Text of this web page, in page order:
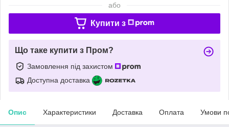
або
Купити з
Що таке купити з Пром?
Замовлення під захистом
Доступна доставка
Опис Характеристики Доставка Оплата Умови